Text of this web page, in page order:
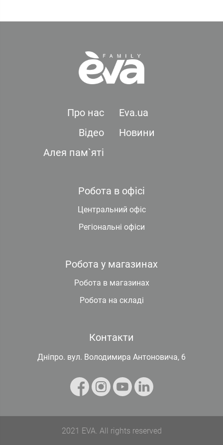
Про нас
Eva.ua
Відео
Новини
Алея пам`яті
Робота в офісі
Центральний офіс
Регіональні офіси
Робота у магазинах
Робота в магазинах
Робота на складі
Контакти
Дніпро. вул. Володимира Антоновича, 6
2021 EVA. All rights reserved